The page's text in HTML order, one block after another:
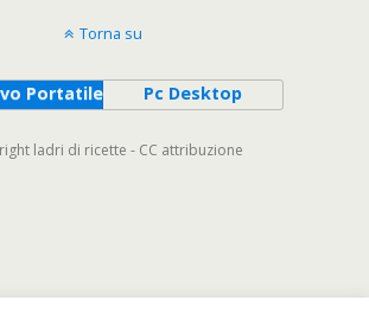
Torna su
Portatile Pc Desktop
ladri di ricette - CC attribuzione